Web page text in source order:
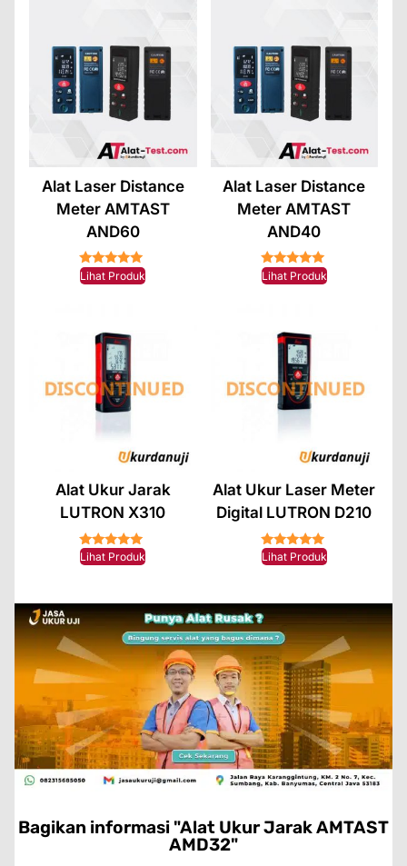
Alat Laser Distance
Meter AMTAST
AND60
★★★★★
Lihat Produk
Alat Laser Distance
Meter AMTAST
AND40
★★★★★
Lihat Produk
Alat Ukur Jarak
LUTRON X310
★★★★★
Lihat Produk
Alat Ukur Laser Meter
Digital LUTRON D210
★★★★★
Lihat Produk
Bagikan informasi "Alat Ukur Jarak AMTAST
AMD32"